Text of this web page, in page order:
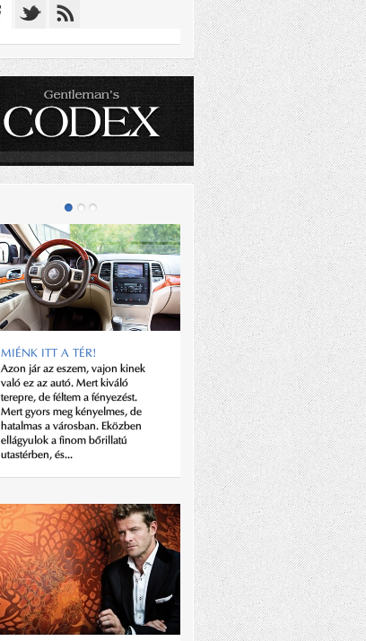
MIÉNK ITT A TÉR!
Azon jár az eszem, vajon kinek
való ez az autó. Mert kiváló
terepre, de féltem a fényezést.
Mert gyors meg kényelmes, de
hatalmas a városban. Eközben
ellágyulok a finom bőrillatú
utastérben, és...
AZ ARMANI CODE
„Alapvetően úgy gondolom, hogy
megjelenni, mutatkozni
valamilyennek rövid ideig tart, de
az egyéniség egy egész életre
szól.” - vallja a divatlegenda, aki
az orvosi diploma és pálya
helyett...